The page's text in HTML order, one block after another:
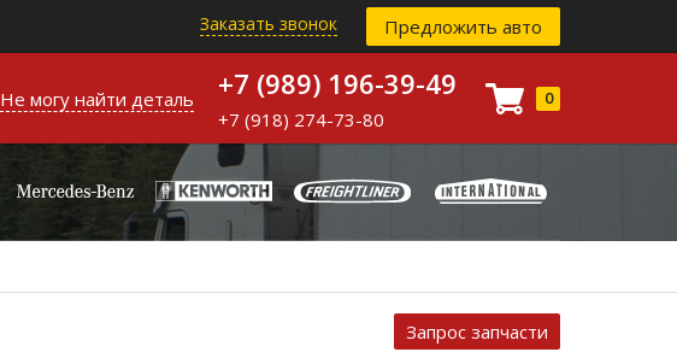
Заказать звонок Предложить авто
Не могу найти деталь +7 (989) 196-39-49
+7 (918) 274-73-80
0
Запрос запчасти